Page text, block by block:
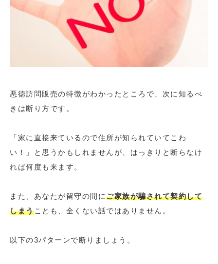
悪徳訪問販売の特徴がわかったところで、次に知るべ
きは断り方です。
「家に直接来ているので住所が知られていてこわ
い！」と思うかもしれませんが、はっきりと断らなけ
れば何度も来ます。
また、あなたが留守の間にご家族が騙されて契約して
しまうことも、全くない話ではありません。
以下の3パターンで断りましょう。